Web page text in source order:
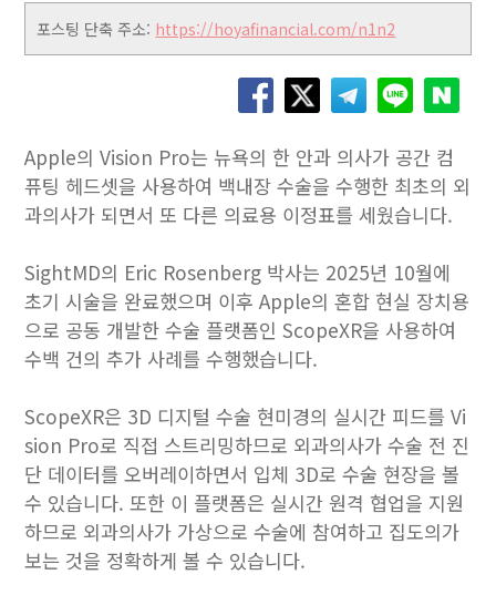
포스팅 단축 주소: https://hoyafinancial.com/n1n2
Apple의 Vision Pro는 뉴욕의 한 안과 의사가 공간 컴
퓨팅 헤드셋을 사용하여 백내장 수술을 수행한 최초의 외
과의사가 되면서 또 다른 의료용 이정표를 세웠습니다.
SightMD의 Eric Rosenberg 박사는 2025년 10월에
초기 시술을 완료했으며 이후 Apple의 혼합 현실 장치용
으로 공동 개발한 수술 플랫폼인 ScopeXR을 사용하여
수백 건의 추가 사례를 수행했습니다.
ScopeXR은 3D 디지털 수술 현미경의 실시간 피드를 Vi
sion Pro로 직접 스트리밍하므로 외과의사가 수술 전 진
단 데이터를 오버레이하면서 입체 3D로 수술 현장을 볼
수 있습니다. 또한 이 플랫폼은 실시간 원격 협업을 지원
하므로 외과의사가 가상으로 수술에 참여하고 집도의가
보는 것을 정확하게 볼 수 있습니다.